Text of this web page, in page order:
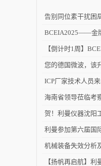
告别同位素干扰困
塑 ICP-MS 分析新
BCEIA2025——金
伙伴的见证
【倒计时1周】
约利曼 不见不散
您的德国微波，该
了！
ICP厂家技术人员
利曼进行培训
海南省领导莅临考
仪器沈阳工厂
贺！利曼仪器沈阳
迁新址
利曼参加第六届国
检测技术与装备博
机械装备失效分析
改进技术交流会在
【扬帆再启航】利